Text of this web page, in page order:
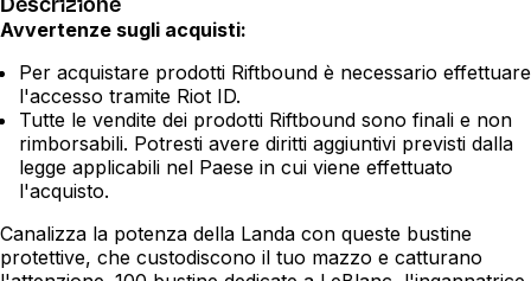
Avvertenze sugli acquisti:
Per acquistare prodotti Riftbound è necessario effettuare
l'accesso tramite Riot ID.
Tutte le vendite dei prodotti Riftbound sono finali e non
rimborsabili. Potresti avere diritti aggiuntivi previsti dalla
legge applicabili nel Paese in cui viene effettuato
l'acquisto.
Canalizza la potenza della Landa con queste bustine
protettive, che custodiscono il tuo mazzo e catturano